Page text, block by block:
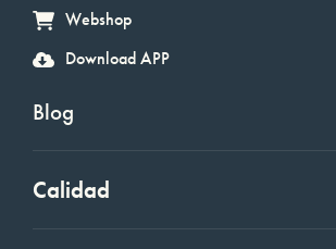
Webshop
Download APP
Blog
Calidad